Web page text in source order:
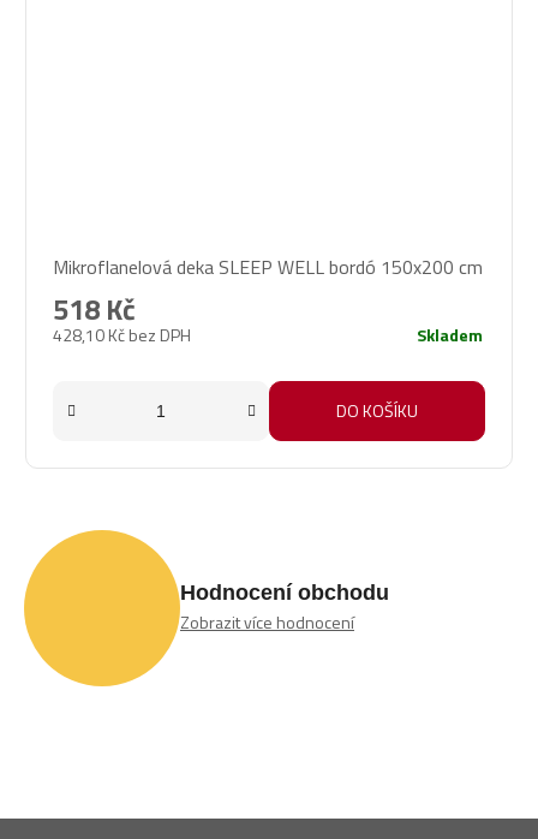
hodnocení
produktu
je
Mikroflanelová deka SLEEP WELL bordó 150x200 cm
428,10 Kč bez DPH
518 Kč
Skladem
DO KOŠÍKU
Hodnocení obchodu
Zobrazit více hodnocení